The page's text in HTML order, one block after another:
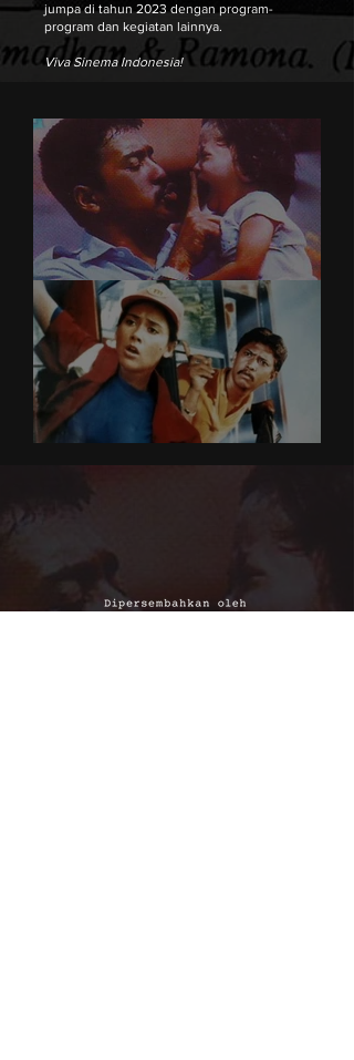
jumpa di tahun 2023 dengan program-
program dan kegiatan lainnya.
Viva Sinema Indonesia!
Taksi
Ramadhan dan Ramona